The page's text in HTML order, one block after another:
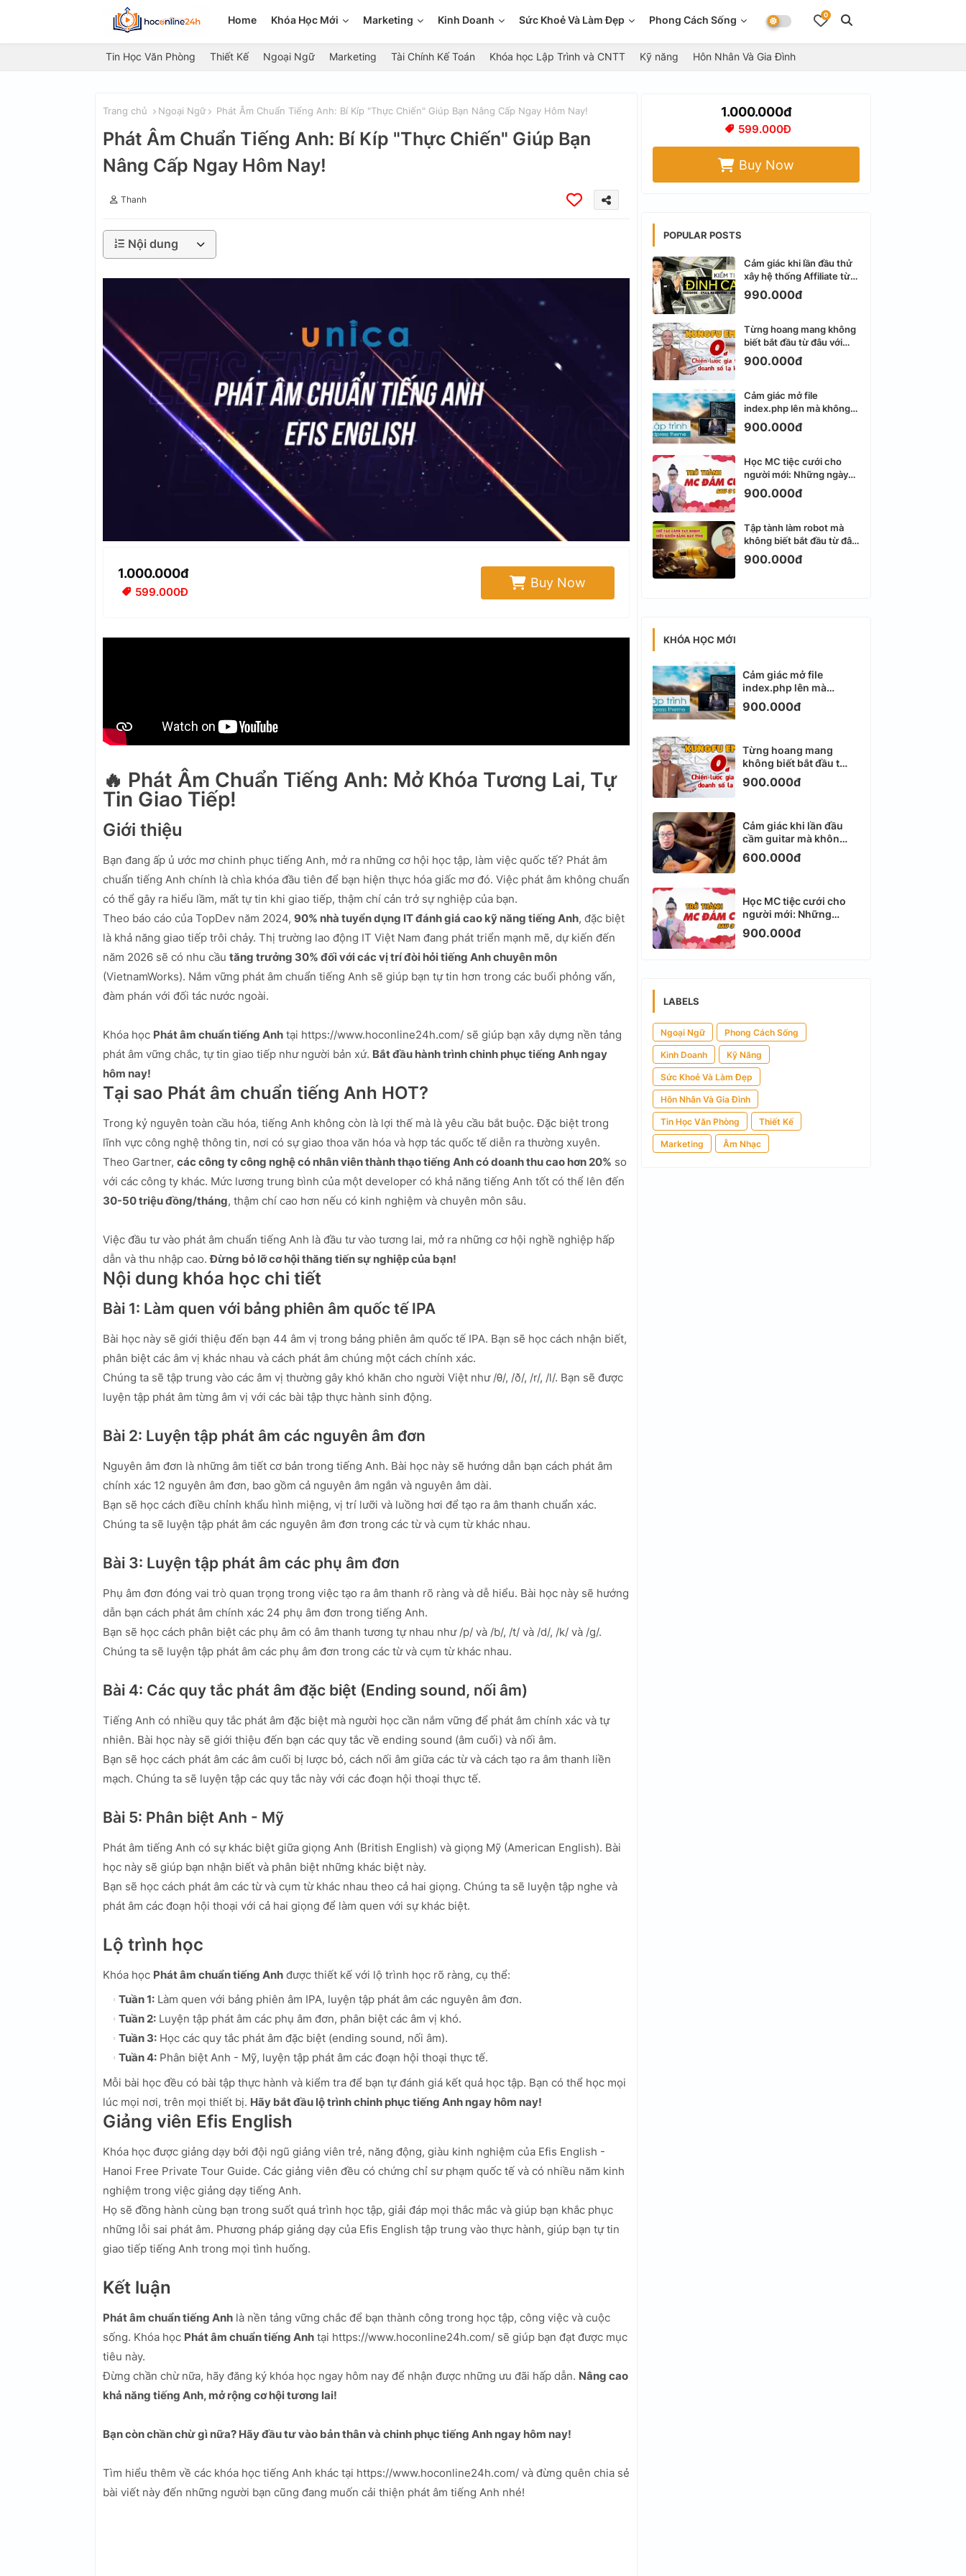
Home Khóa Học Mới Marketing Kinh Doanh Sức Khoẻ Và Làm Đẹp Phong Cách Sống 0
Tin Học Văn Phòng Thiết Kế Ngoại Ngữ Marketing Tài Chính Kế Toán Khóa học Lập Trình và CNTT Kỹ năng Hôn Nhân Và Gia Đình
Trang chủ Ngoại Ngữ Phát Âm Chuẩn Tiếng Anh: Bí Kíp "Thực Chiến" Giúp Bạn Nâng Cấp Ngay Hôm Nay!
Phát Âm Chuẩn Tiếng Anh: Bí Kíp "Thực Chiến" Giúp Bạn
Nâng Cấp Ngay Hôm Nay!
Thanh
Nội dung
1.000.000đ
599.000Đ
Buy Now
🔥 Phát Âm Chuẩn Tiếng Anh: Mở Khóa Tương Lai, Tự
Tin Giao Tiếp!
Giới thiệu
Bạn đang ấp ủ ước mơ chinh phục tiếng Anh, mở ra những cơ hội học tập, làm việc quốc tế? Phát âm
chuẩn tiếng Anh chính là chìa khóa đầu tiên để bạn hiện thực hóa giấc mơ đó. Việc phát âm không chuẩn
có thể gây ra hiểu lầm, mất tự tin khi giao tiếp, thậm chí cản trở sự nghiệp của bạn.
Theo báo cáo của TopDev năm 2024, 90% nhà tuyển dụng IT đánh giá cao kỹ năng tiếng Anh, đặc biệt
là khả năng giao tiếp trôi chảy. Thị trường lao động IT Việt Nam đang phát triển mạnh mẽ, dự kiến đến
năm 2026 sẽ có nhu cầu tăng trưởng 30% đối với các vị trí đòi hỏi tiếng Anh chuyên môn
(VietnamWorks). Nắm vững phát âm chuẩn tiếng Anh sẽ giúp bạn tự tin hơn trong các buổi phỏng vấn,
đàm phán với đối tác nước ngoài.
Khóa học Phát âm chuẩn tiếng Anh tại https://www.hoconline24h.com/ sẽ giúp bạn xây dựng nền tảng
phát âm vững chắc, tự tin giao tiếp như người bản xứ. Bắt đầu hành trình chinh phục tiếng Anh ngay
hôm nay!
Tại sao Phát âm chuẩn tiếng Anh HOT?
Trong kỷ nguyên toàn cầu hóa, tiếng Anh không còn là lợi thế mà là yêu cầu bắt buộc. Đặc biệt trong
lĩnh vực công nghệ thông tin, nơi có sự giao thoa văn hóa và hợp tác quốc tế diễn ra thường xuyên.
Theo Gartner, các công ty công nghệ có nhân viên thành thạo tiếng Anh có doanh thu cao hơn 20% so
với các công ty khác. Mức lương trung bình của một developer có khả năng tiếng Anh tốt có thể lên đến
30-50 triệu đồng/tháng, thậm chí cao hơn nếu có kinh nghiệm và chuyên môn sâu.
Việc đầu tư vào phát âm chuẩn tiếng Anh là đầu tư vào tương lai, mở ra những cơ hội nghề nghiệp hấp
dẫn và thu nhập cao.Đừng bỏ lỡ cơ hội thăng tiến sự nghiệp của bạn!
Nội dung khóa học chi tiết
Bài 1: Làm quen với bảng phiên âm quốc tế IPA
Bài học này sẽ giới thiệu đến bạn 44 âm vị trong bảng phiên âm quốc tế IPA. Bạn sẽ học cách nhận biết,
phân biệt các âm vị khác nhau và cách phát âm chúng một cách chính xác.
Chúng ta sẽ tập trung vào các âm vị thường gây khó khăn cho người Việt như /θ/, /ð/, /r/, /l/. Bạn sẽ được
luyện tập phát âm từng âm vị với các bài tập thực hành sinh động.
Bài 2: Luyện tập phát âm các nguyên âm đơn
Nguyên âm đơn là những âm tiết cơ bản trong tiếng Anh. Bài học này sẽ hướng dẫn bạn cách phát âm
chính xác 12 nguyên âm đơn, bao gồm cả nguyên âm ngắn và nguyên âm dài.
Bạn sẽ học cách điều chỉnh khẩu hình miệng, vị trí lưỡi và luồng hơi để tạo ra âm thanh chuẩn xác.
Chúng ta sẽ luyện tập phát âm các nguyên âm đơn trong các từ và cụm từ khác nhau.
Bài 3: Luyện tập phát âm các phụ âm đơn
Phụ âm đơn đóng vai trò quan trọng trong việc tạo ra âm thanh rõ ràng và dễ hiểu. Bài học này sẽ hướng
dẫn bạn cách phát âm chính xác 24 phụ âm đơn trong tiếng Anh.
Bạn sẽ học cách phân biệt các phụ âm có âm thanh tương tự nhau như /p/ và /b/, /t/ và /d/, /k/ và /g/.
Chúng ta sẽ luyện tập phát âm các phụ âm đơn trong các từ và cụm từ khác nhau.
Bài 4: Các quy tắc phát âm đặc biệt (Ending sound, nối âm)
Tiếng Anh có nhiều quy tắc phát âm đặc biệt mà người học cần nắm vững để phát âm chính xác và tự
nhiên. Bài học này sẽ giới thiệu đến bạn các quy tắc về ending sound (âm cuối) và nối âm.
Bạn sẽ học cách phát âm các âm cuối bị lược bỏ, cách nối âm giữa các từ và cách tạo ra âm thanh liền
mạch. Chúng ta sẽ luyện tập các quy tắc này với các đoạn hội thoại thực tế.
Bài 5: Phân biệt Anh - Mỹ
Phát âm tiếng Anh có sự khác biệt giữa giọng Anh (British English) và giọng Mỹ (American English). Bài
học này sẽ giúp bạn nhận biết và phân biệt những khác biệt này.
Bạn sẽ học cách phát âm các từ và cụm từ khác nhau theo cả hai giọng. Chúng ta sẽ luyện tập nghe và
phát âm các đoạn hội thoại với cả hai giọng để làm quen với sự khác biệt.
Lộ trình học
Khóa học Phát âm chuẩn tiếng Anh được thiết kế với lộ trình học rõ ràng, cụ thể:
Tuần 1: Làm quen với bảng phiên âm IPA, luyện tập phát âm các nguyên âm đơn.
Tuần 2: Luyện tập phát âm các phụ âm đơn, phân biệt các âm vị khó.
Tuần 3: Học các quy tắc phát âm đặc biệt (ending sound, nối âm).
Tuần 4: Phân biệt Anh - Mỹ, luyện tập phát âm các đoạn hội thoại thực tế.
Mỗi bài học đều có bài tập thực hành và kiểm tra để bạn tự đánh giá kết quả học tập. Bạn có thể học mọi
lúc mọi nơi, trên mọi thiết bị. Hãy bắt đầu lộ trình chinh phục tiếng Anh ngay hôm nay!
Giảng viên Efis English
Khóa học được giảng dạy bởi đội ngũ giảng viên trẻ, năng động, giàu kinh nghiệm của Efis English -
Hanoi Free Private Tour Guide. Các giảng viên đều có chứng chỉ sư phạm quốc tế và có nhiều năm kinh
nghiệm trong việc giảng dạy tiếng Anh.
Họ sẽ đồng hành cùng bạn trong suốt quá trình học tập, giải đáp mọi thắc mắc và giúp bạn khắc phục
những lỗi sai phát âm. Phương pháp giảng dạy của Efis English tập trung vào thực hành, giúp bạn tự tin
giao tiếp tiếng Anh trong mọi tình huống.
Kết luận
Phát âm chuẩn tiếng Anh là nền tảng vững chắc để bạn thành công trong học tập, công việc và cuộc
sống. Khóa học Phát âm chuẩn tiếng Anh tại https://www.hoconline24h.com/ sẽ giúp bạn đạt được mục
tiêu này.
Đừng chần chừ nữa, hãy đăng ký khóa học ngay hôm nay để nhận được những ưu đãi hấp dẫn. Nâng cao
khả năng tiếng Anh, mở rộng cơ hội tương lai!
Bạn còn chần chừ gì nữa? Hãy đầu tư vào bản thân và chinh phục tiếng Anh ngay hôm nay!
Tìm hiểu thêm về các khóa học tiếng Anh khác tại https://www.hoconline24h.com/ và đừng quên chia sẻ
bài viết này đến những người bạn cũng đang muốn cải thiện phát âm tiếng Anh nhé!
1.000.000đ
599.000Đ
Buy Now
POPULAR POSTS
Cảm giác khi lần đầu thử
xây hệ thống Affiliate từ
Facebook cá nhân
990.000đ
Từng hoang mang không
biết bắt đầu từ đâu với
Email Marketing
900.000đ
Cảm giác mở file
index.php lên mà không
biết viết gì tiếp theo
900.000đ
Học MC tiệc cưới cho
người mới: Những ngày
đầu thực sự khá ngợp
900.000đ
Tập tành làm robot mà
không biết bắt đầu từ đâu
thì dễ nản thật
900.000đ
KHÓA HỌC MỚI
Cảm giác mở file
index.php lên mà
không biết viết gì tiếp
theo
900.000đ
Từng hoang mang
không biết bắt đầu từ
đâu với Email
Marketing
900.000đ
Cảm giác khi lần đầu
cầm guitar mà không
biết bắt đầu từ đâu
600.000đ
Học MC tiệc cưới cho
người mới: Những
ngày đầu thực sự khá
ngợp
900.000đ
LABELS
Ngoại Ngữ Phong Cách Sống
Kinh Doanh Kỹ Năng
Sức Khoẻ Và Làm Đẹp
Hôn Nhân Và Gia Đình
Tin Học Văn Phòng Thiết Kế
Marketing Âm Nhạc